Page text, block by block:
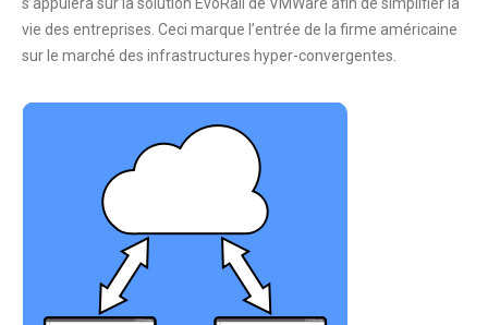
vie des entreprises. Ceci marque l’entrée de la firme américaine
sur le marché des infrastructures hyper-convergentes.